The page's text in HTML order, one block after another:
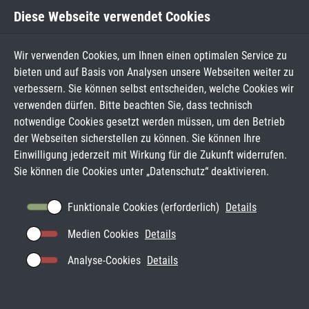
Diese Webseite verwendet Cookies
Wir verwenden Cookies, um Ihnen einen optimalen Service zu
bieten und auf Basis von Analysen unsere Webseiten weiter zu
verbessern. Sie können selbst entscheiden, welche Cookies wir
verwenden dürfen. Bitte beachten Sie, dass technisch
notwendige Cookies gesetzt werden müssen, um den Betrieb
der Webseiten sicherstellen zu können. Sie können Ihre
Einwilligung jederzeit mit Wirkung für die Zukunft widerrufen.
Sie können die Cookies unter „Datenschutz“ deaktivieren.
Funktionale Cookies (erforderlich) Details
Medien Cookies Details
Analyse-Cookies Details